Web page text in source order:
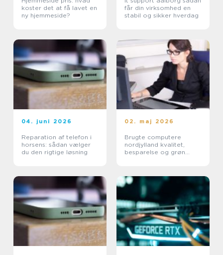
koster det at få lavet en
ny hjemmeside?
får din virksomhed en
stabil og sikker hverdag
04. juni 2026
Reparation af telefon i
horsens: sådan vælger
du den rigtige løsning
02. maj 2026
Brugte computere
nordjylland kvalitet,
besparelse og grøn